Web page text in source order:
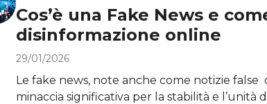
Cos’è una Fake News e
disinformazione online
29/01/2026
Le fake news, note anche come notizie
minaccia significativa per la stabilità e l’unità